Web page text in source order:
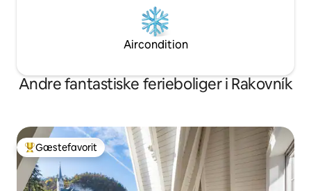
Aircondition
Andre fantastiske ferieboliger i Rakovník
Bedste gæstefavorit
Gæstefavorit